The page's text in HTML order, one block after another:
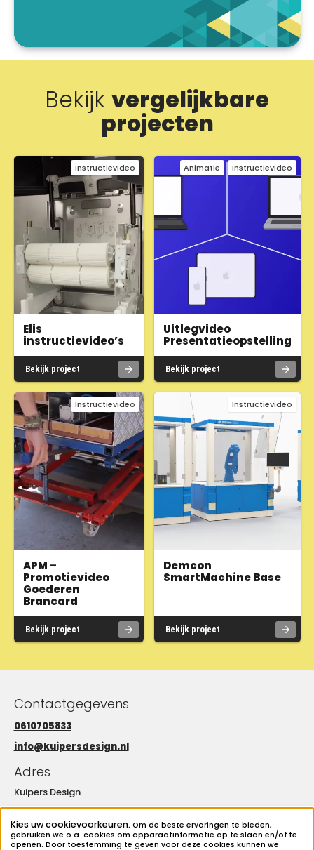
Bekijk vergelijkbare
projecten
Instructievideo
Elis
instructievideo’s
Bekijk project
Animatie Instructievideo
Uitlegvideo
Presentatieopstelling
Bekijk project
Instructievideo
APM –
Promotievideo
Goederen
Brancard
Bekijk project
Instructievideo
Demcon
SmartMachine Base
Bekijk project
Contactgegevens
0610705833
info@kuipersdesign.nl
Adres
Kuipers Design
Amarilstraat 20, 7554 TV Hengelo OV
Openingstijden
Kies uw cookievoorkeuren. Om de beste ervaringen te bieden,
gebruiken we o.a. cookies om apparaatinformatie op te slaan en/of te
openen. Door toestemming te geven voor deze cookies kunnen we